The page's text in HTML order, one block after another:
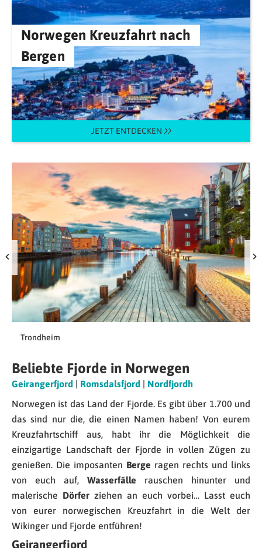
Norwegen Kreuzfahrt nach
Bergen
JETZT ENTDECKEN
Trondheim
Beliebte Fjorde in Norwegen
Geirangerfjord Romsdalsfjord
Nordfjordh
Norwegen ist das Land der Fjorde. Es gibt über 1.700 und
das sind nur die, die einen Namen haben! Von eurem
Kreuzfahrtschiff aus, habt ihr die Möglichkeit die
einzigartige Landschaft der Fjorde in vollen Zügen zu
genießen. Die imposanten Berge ragen rechts und links
von euch auf, Wasserfälle rauschen hinunter und
malerische Dörfer ziehen an euch vorbei… Lasst euch
von eurer norwegischen Kreuzfahrt in die Welt der
Wikinger und Fjorde entführen!
Geirangerfjord